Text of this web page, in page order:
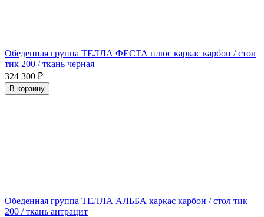
Обеденная группа ТЕЛЛА ФЕСТА плюс каркас карбон / стол
тик 200 / ткань черная
324 300 ₽
В корзину
Обеденная группа ТЕЛЛА АЛЬБА каркас карбон / стол тик
200 / ткань антрацит